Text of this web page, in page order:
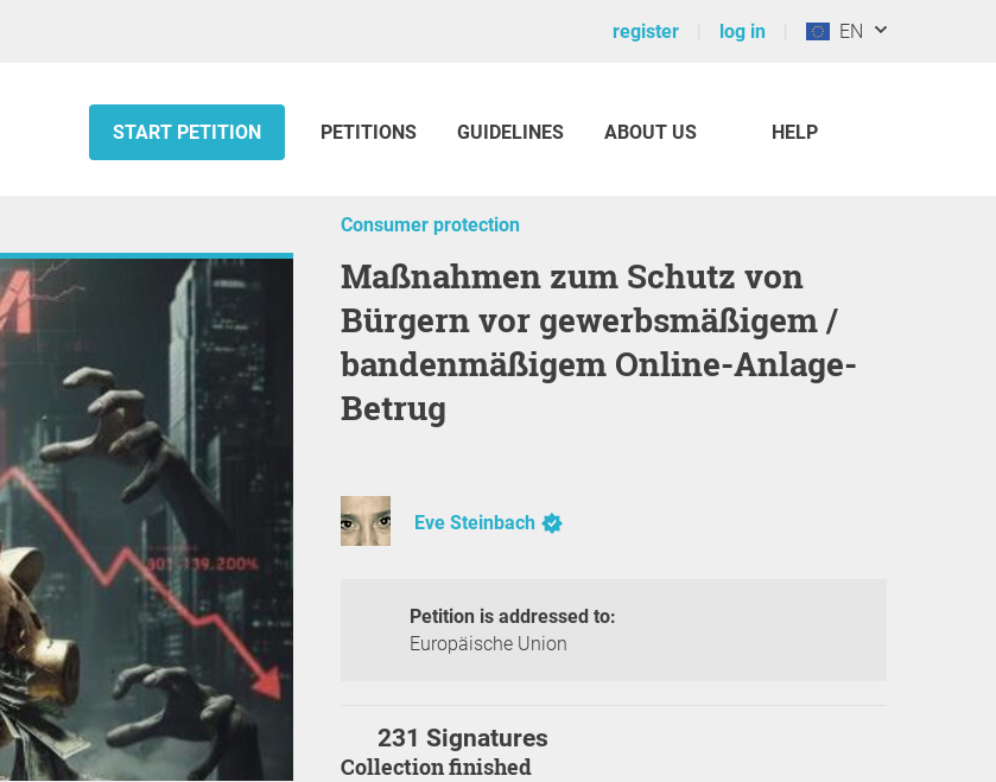
register log in EN
START PETITION PETITIONS GUIDELINES ABOUT US HELP
Consumer protection
Maßnahmen zum Schutz von
Bürgern vor gewerbsmäßigem /
bandenmäßigem Online-Anlage-
Betrug
Eve Steinbach
Petition is addressed to:
Europäische Union
231 Signatures
Collection finished